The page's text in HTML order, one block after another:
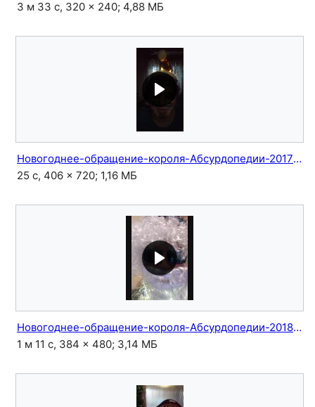
3 м 33 с, 320 × 240; 4,88 МБ
Новогоднее-обращение-короля-Абсурдопедии-20171231.ogv
25 с, 406 × 720; 1,16 МБ
Новогоднее-обращение-короля-Абсурдопедии-20181231.ogv
1 м 11 с, 384 × 480; 3,14 МБ